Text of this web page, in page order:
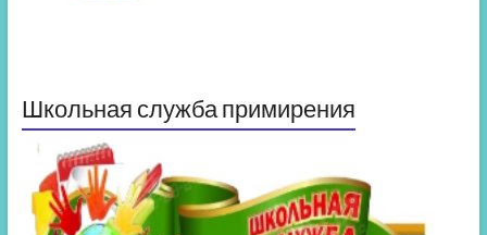
Школьная служба примирения